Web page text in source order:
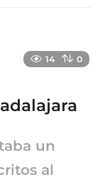
14 0
un
al